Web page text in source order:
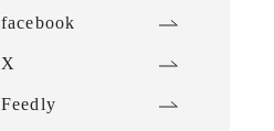
facebook
X
Feedly